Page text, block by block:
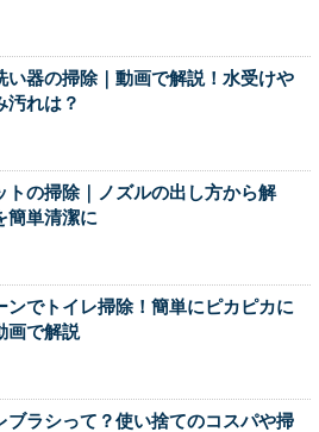
い器の掃除｜動画で解説！水受けや
汚れは？
トの掃除｜ノズルの出し方から解
簡単清潔に
ンでトイレ掃除！簡単にピカピカに
画で解説
ブラシって？使い捨てのコスパや掃